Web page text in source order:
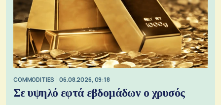
COMMODITIES 06.08.2026, 09:18
Σε υψηλό εφτά εβδομάδων ο χρυσός